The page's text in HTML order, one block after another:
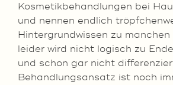
Kosmetikbehandlungen bei
und nennen endlich
Hintergrundwissen zu manchen
leider wird nicht logisch zu
und schon gar nicht
Behandlungsansatz ist noch